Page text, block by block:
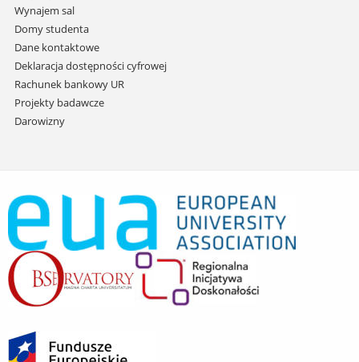
Wynajem sal
Domy studenta
Dane kontaktowe
Deklaracja dostępności cyfrowej
Rachunek bankowy UR
Projekty badawcze
Darowizny